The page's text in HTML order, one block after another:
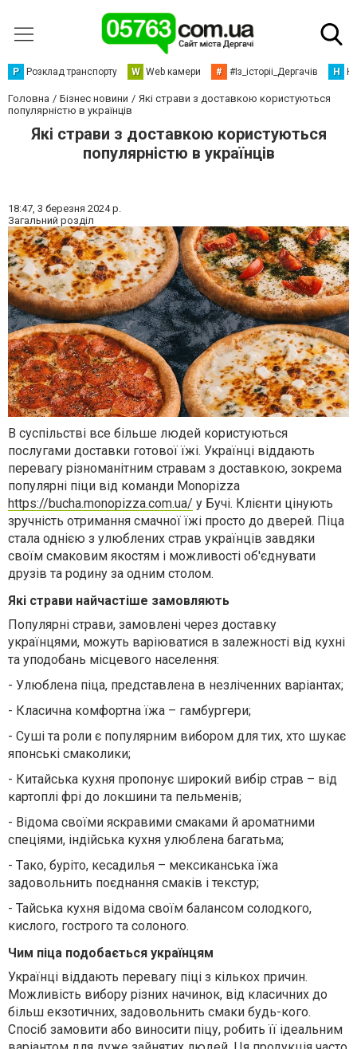
Р Розклад транспорту W Web камери # #Із_історіі_Дергачів Н
Головна Бізнес новини
Які страви з доставкою користуються
популярністю в українців
Які страви з доставкою користуються
популярністю в українців
18:47, 3 березня 2024 р.
Загальний розділ
В суспільстві все більше людей користуються
послугами доставки готової їжі. Українці віддають
перевагу різноманітним стравам з доставкою, зокрема
популярні піци від команди Monopizza
https://bucha.monopizza.com.ua/ у Бучі. Клієнти цінують
зручність отримання смачної їжі просто до дверей. Піца
стала однією з улюблених страв українців завдяки
своїм смаковим якостям і можливості об'єднувати
друзів та родину за одним столом.
Які страви найчастіше замовляють
Популярні страви, замовлені через доставку
українцями, можуть варіюватися в залежності від кухні
та уподобань місцевого населення:
- Улюблена піца, представлена в незліченних варіантах;
- Класична комфортна їжа – гамбургери;
- Суші та роли є популярним вибором для тих, хто шукає
японські смаколики;
- Китайська кухня пропонує широкий вибір страв – від
картоплі фрі до локшини та пельменів;
- Відома своїми яскравими смаками й ароматними
спеціями, індійська кухня улюблена багатьма;
- Тако, буріто, кесадилья – мексиканська їжа
задовольнить поєднання смаків і текстур;
- Тайська кухня відома своїм балансом солодкого,
кислого, гострого та солоного.
Чим піца подобається українцям
Українці віддають перевагу піці з кількох причин.
Можливість вибору різних начинок, від класичних до
більш екзотичних, задовольнить смаки будь-кого.
Спосіб замовити або виносити піцу, робить її ідеальним